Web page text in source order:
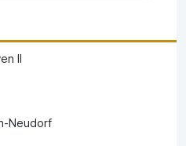
II
Neudorf